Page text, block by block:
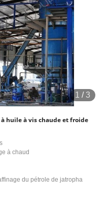
1 /3
huile à vis chaude et froide
à chaud
du pétrole de jatropha